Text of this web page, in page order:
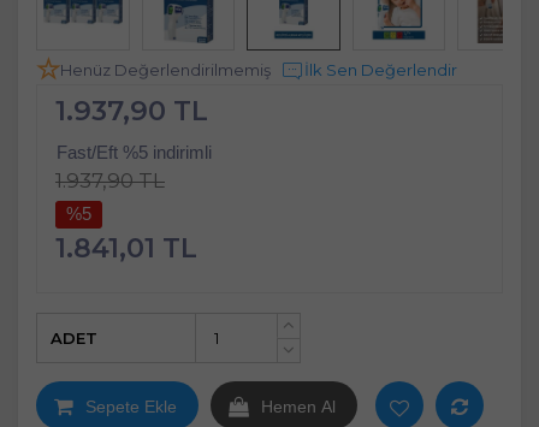
Henüz Değerlendirilmemiş İlk Sen Değerlendir
1.937,90 TL
Fast/Eft %5 indirimli
1.937,90 TL
%5
1.841,01 TL
+
ADET
Sepete Ekle Hemen Al